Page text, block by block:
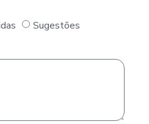
Sugestões